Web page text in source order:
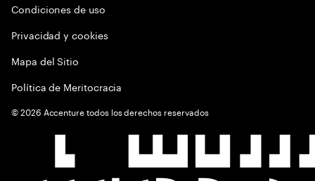
Condiciones de uso
Privacidad y cookies
Mapa del Sitio
Política de Meritocracia
©2026 Accenture todos los derechos reservados